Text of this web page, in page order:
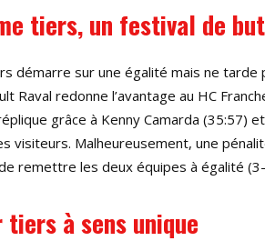
tiers, un festival de
démarre sur une égalité mais ne tarde
Raval redonne l’avantage au HC
grâce à Kenny Camarda (35:57)
visiteurs. Malheureusement, une
remettre les deux équipes à égalité
tiers à sens unique